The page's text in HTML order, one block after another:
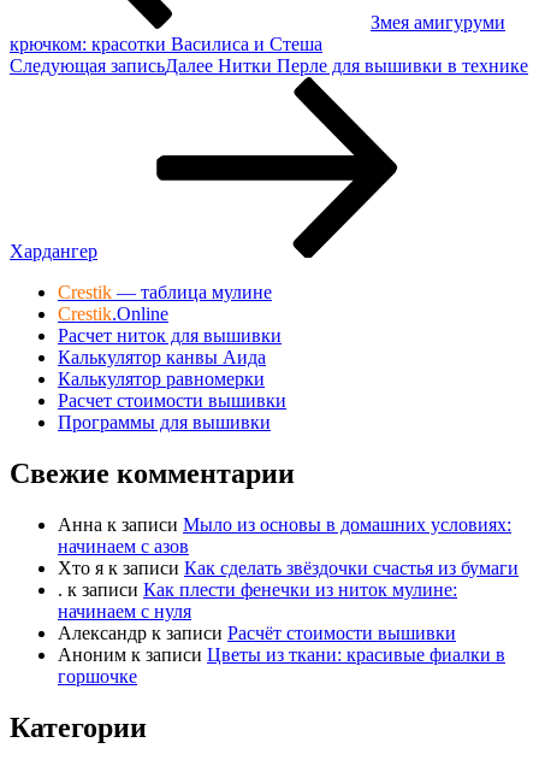
Змея амигуруми
крючком: красотки Василиса и Стеша
Следующая записьДалее Нитки Перле для вышивки в технике
Хардангер
Crestik — таблица мулине
Crestik.Online
Расчет ниток для вышивки
Калькулятор канвы Аида
Калькулятор равномерки
Расчет стоимости вышивки
Программы для вышивки
Свежие комментарии
Анна к записи Мыло из основы в домашних условиях:
начинаем с азов
Хто я к записи Как сделать звёздочки счастья из бумаги
. к записи Как плести фенечки из ниток мулине:
начинаем с нуля
Александр к записи Расчёт стоимости вышивки
Аноним к записи Цветы из ткани: красивые фиалки в
горшочке
Категории